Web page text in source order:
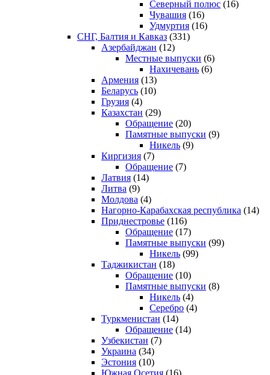
Северный полюс (16)
Чувашия (16)
Удмуртия (16)
СНГ, Балтия и Кавказ (331)
Азербайджан (12)
Местные выпуски (6)
Нахичевань (6)
Армения (13)
Беларусь (10)
Грузия (4)
Казахстан (29)
Обращение (20)
Памятные выпуски (9)
Никель (9)
Киргизия (7)
Обращение (7)
Латвия (14)
Литва (9)
Молдова (4)
Нагорно-Карабахская республика (14)
Приднестровье (116)
Обращение (17)
Памятные выпуски (99)
Никель (99)
Таджикистан (18)
Обращение (10)
Памятные выпуски (8)
Никель (4)
Серебро (4)
Туркменистан (14)
Обращение (14)
Узбекистан (7)
Украина (34)
Эстония (10)
Южная Осетия (16)